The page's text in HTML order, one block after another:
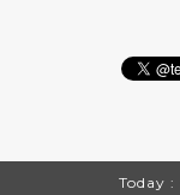
Today :